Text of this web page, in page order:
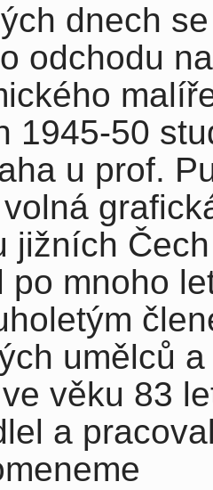
dnech
odchodu
1945-50
u prof.
jižních
po mnoho
umělců
věku 83
a